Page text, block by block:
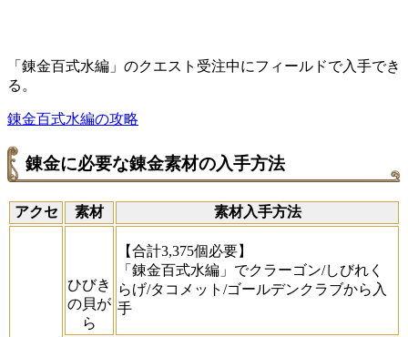
「錬金百式水編」のクエスト受注中にフィールドで入手でき
る。
錬金百式水編の攻略
錬金に必要な錬金素材の入手方法
アクセ 素材 素材入手方法
ひびき
の貝が
ら
【合計3,375個必要】
「錬金百式水編」でクラーゴン/しびれく
らげ/タコメット/ゴールデンクラブから入
手